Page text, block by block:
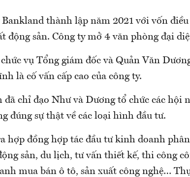
thành lập năm 2021 với vốn điều
động sản. Công ty mở 4 văn phòng đại
vụ Tổng giám đốc và Quản Văn
là cố vấn cấp cao của công ty.
chỉ đạo Như và Dương tổ chức các hội
đúng sự thật về các loại hình đầu tư.
hợp đồng hợp tác đầu tư kinh doanh
sản, du lịch, tư vấn thiết kế, thi công
mua bán ô tô, sản xuất công nghệ…